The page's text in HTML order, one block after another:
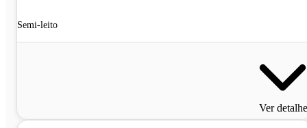
Semi-leito
Ver